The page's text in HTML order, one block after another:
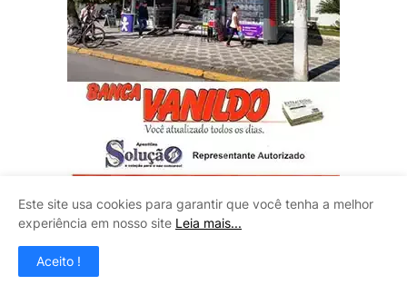
PORTAL RODONEWS GVR
Este site usa cookies para garantir que você tenha a melhor
experiência em nosso site Leia mais...
Aceito !